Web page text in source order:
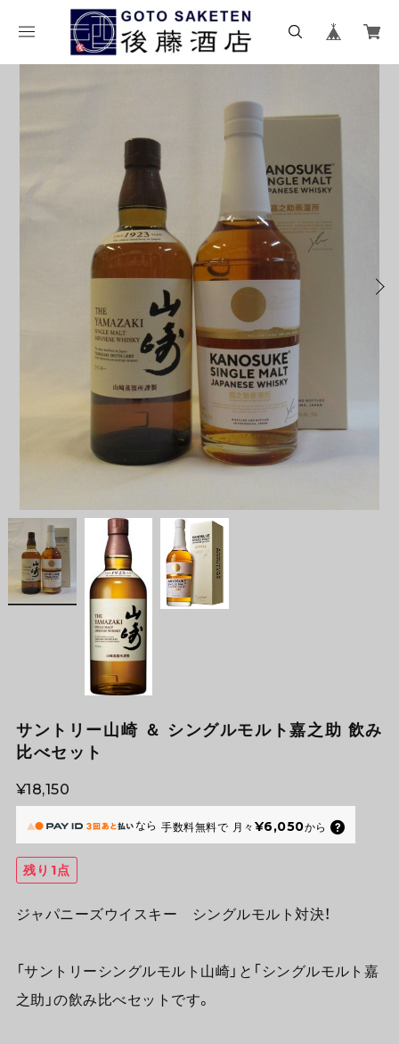
サントリー山崎 ＆ シングルモルト嘉之助 飲み
比べセット
¥18,150
なら 手数料無料で 月々 ¥6,050から
残り1点
ジャパニーズウイスキー シングルモルト対決！
「サントリーシングルモルト山崎」と「シングルモルト嘉
之助」の飲み比べセットです。